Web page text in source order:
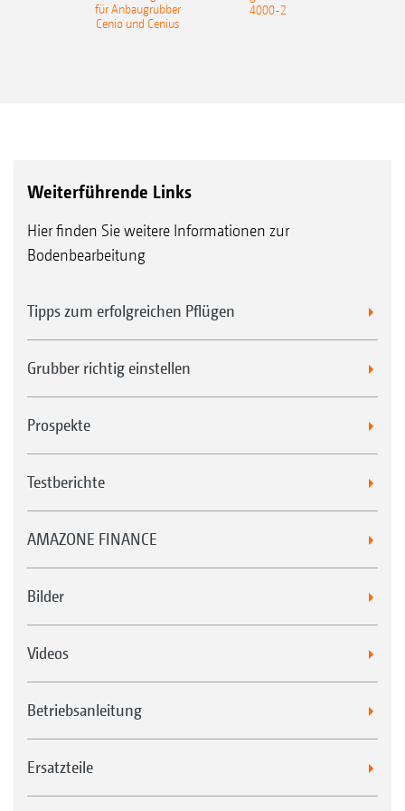
Gleitringdichtung
Stabwalze SW 520 mm
Stabwalze SW 600 mm
Federmessersystem* für die Nachlaufwalze WW
Striegelsystem für die Nachlaufwalze KWM und DW
für Anbaugrubber
Cenio und Cenius
4000-2
Weiterführende Links
Hier finden Sie weitere Informationen zur
Bodenbearbeitung
Tipps zum erfolgreichen Pflügen
Grubber richtig einstellen
Prospekte
Testberichte
AMAZONE FINANCE
Bilder
Videos
Betriebsanleitung
Ersatzteile